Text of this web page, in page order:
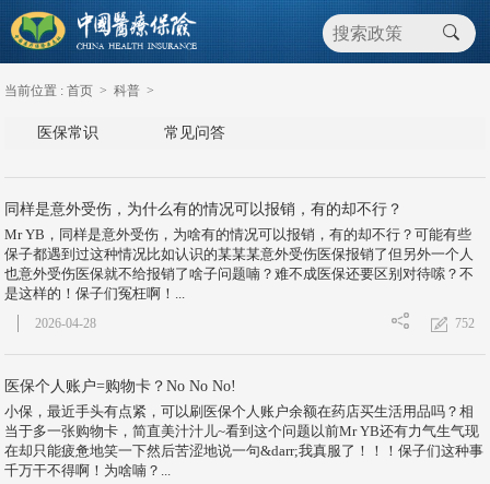
当前位置 : 首页 > 科普 >
医保常识 常见问答
同样是意外受伤，为什么有的情况可以报销，有的却不行？
Mr YB，同样是意外受伤，为啥有的情况可以报销，有的却不行？可能有些
保子都遇到过这种情况比如认识的某某某意外受伤医保报销了但另外一个人
也意外受伤医保就不给报销了啥子问题喃？难不成医保还要区别对待嗦？不
是这样的！保子们冤枉啊！...
752
2026-04-28
医保个人账户=购物卡？No No No!
小保，最近手头有点紧，可以刷医保个人账户余额在药店买生活用品吗？相
当于多一张购物卡，简直美汁汁儿~看到这个问题以前Mr YB还有力气生气现
在却只能疲惫地笑一下然后苦涩地说一句&darr;我真服了！！！保子们这种事
千万干不得啊！为啥喃？...